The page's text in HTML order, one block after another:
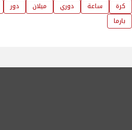
كرة
ساعة دوري ميلان
دور
بارما